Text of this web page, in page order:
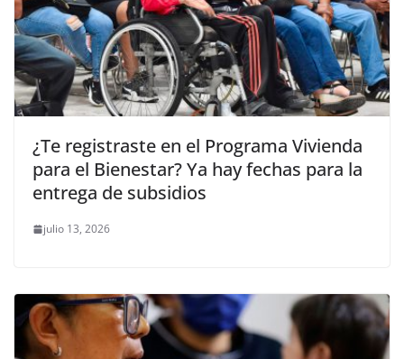
¿Te registraste en el Programa Vivienda
para el Bienestar? Ya hay fechas para la
entrega de subsidios
julio 13, 2026